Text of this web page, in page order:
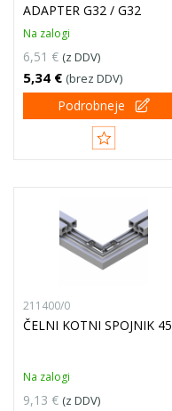
ADAPTER G32 / G32
Na zalogi
6,51 € (z DDV)
5,34 € (brez DDV)
Podrobneje
211400/0
ČELNI KOTNI SPOJNIK 45
Na zalogi
9,13 € (z DDV)